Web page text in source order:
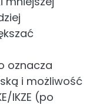
oznacza
i możliwość
IKZE (po